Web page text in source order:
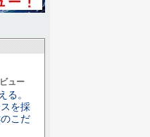
ュー
る。
を採
こだ